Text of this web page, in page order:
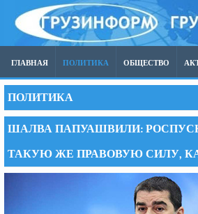
ГЛАВНАЯ ПОЛИТИКА ОБЩЕСТВО
ПОЛИТИКА
ШАЛВА ПАПУАШВИЛИ:
ТАКУЮ ЖЕ ПРАВОВУЮ СИЛУ,